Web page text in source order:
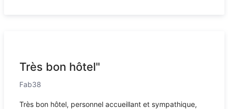
Très bon hôtel"
Fab38
Très bon hôtel, personnel accueillant et sympathique,